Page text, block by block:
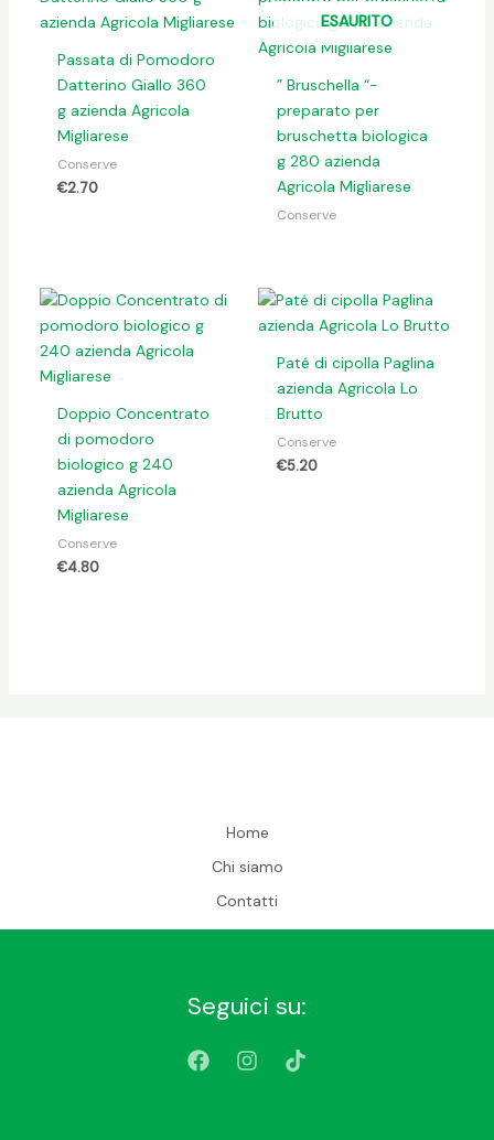
Passata di Pomodoro
Datterino Giallo 360
g azienda Agricola
Migliarese
Conserve
€2.70
ESAURITO
” Bruschella “-
preparato per
bruschetta biologica
g 280 azienda
Agricola Migliarese
Conserve
Doppio Concentrato
di pomodoro
biologico g 240
azienda Agricola
Migliarese
Conserve
€4.80
Paté di cipolla Paglina
azienda Agricola Lo
Brutto
Conserve
€5.20
Home
Chi siamo
Contatti
Seguici su: